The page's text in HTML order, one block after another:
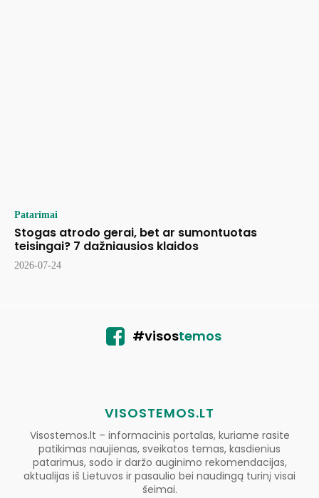
Patarimai
Stogas atrodo gerai, bet ar sumontuotas
teisingai? 7 dažniausios klaidos
2026-07-24
#visostemos
VISOSTEMOS.LT
Visostemos.lt – informacinis portalas, kuriame rasite
patikimas naujienas, sveikatos temas, kasdienius
patarimus, sodo ir daržo auginimo rekomendacijas,
aktualijas iš Lietuvos ir pasaulio bei naudingą turinį visai
šeimai.